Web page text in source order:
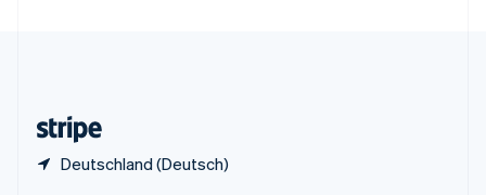
Deutschland (Deutsch)